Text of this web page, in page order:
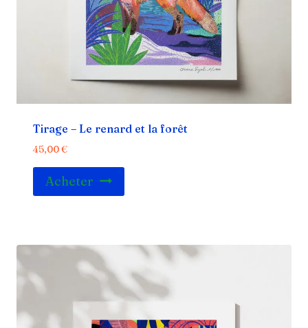
Tirage – Le renard et la forêt
45,00€
Acheter